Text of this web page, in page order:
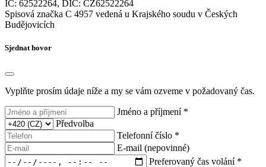
IČ: 62522264, DIČ: CZ62522264
Spisová značka C 4957 vedená u Krajského soudu v Českých
Budějovicích
Sjednat hovor
Vyplňte prosím údaje níže a my se vám ozveme v požadovaný čas.
Jméno a příjmení *
Předvolba
Telefonní číslo *
E-mail (nepovinné)
Preferovaný čas volání *